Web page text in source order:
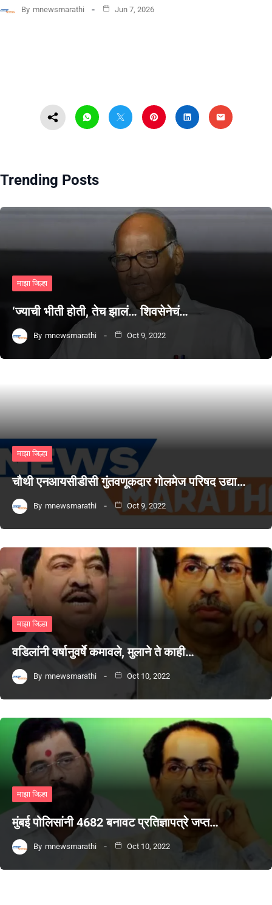
By mnewsmarathi Jun 7, 2026
Trending Posts
माझा जिल्हा
‘ज्याची भीती होती, तेच झालं… शिवसेनेचं…
By mnewsmarathi Oct 9, 2022
माझा जिल्हा
चौथी एनआयसीडीसी गुंतवणूकदार गोलमेज परिषद उद्या…
By mnewsmarathi Oct 9, 2022
माझा जिल्हा
वडिलांनी वर्षानुवर्षे कमावले, मुलाने ते काही…
By mnewsmarathi Oct 10, 2022
माझा जिल्हा
मुंबई पोलिसांनी 4682 बनावट प्रतिज्ञापत्रे जप्त…
By mnewsmarathi Oct 10, 2022